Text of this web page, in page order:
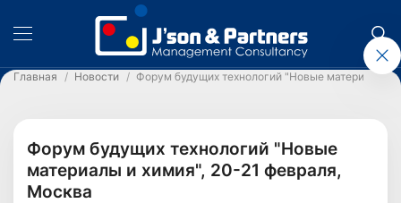
Главная Новости Форум будущих технологий "Новые материалы и
Форум будущих технологий "Новые
материалы и химия", 20-21 февраля,
Москва